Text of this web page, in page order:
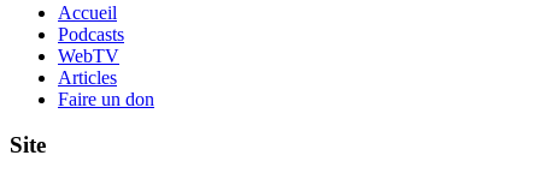
Accueil
Podcasts
WebTV
Articles
Faire un don
Site